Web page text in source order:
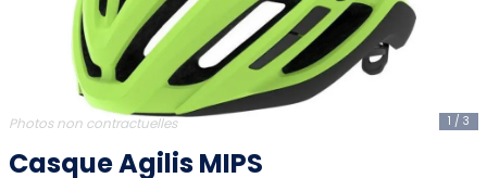
1 / 3
Photos non contractuelles
Casque Agilis MIPS